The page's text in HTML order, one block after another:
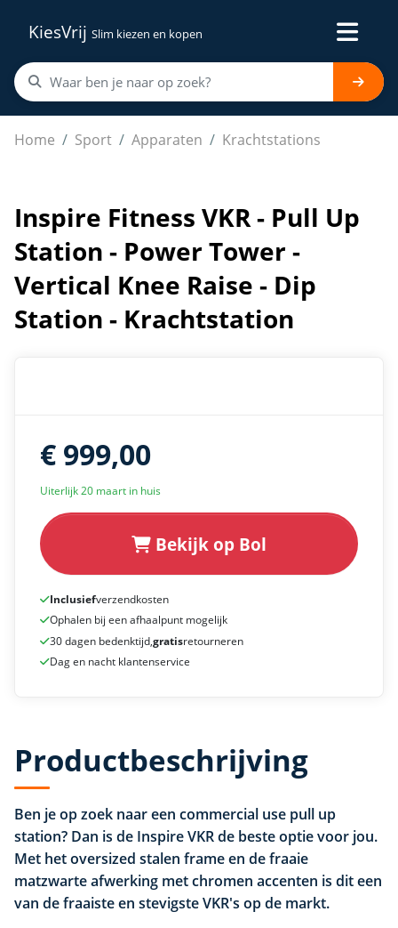
KiesVrij Slim kiezen en kopen
Home Sport Apparaten Krachtstations
Inspire Fitness VKR - Pull Up Station - Power Tower -
Inspire Fitness VKR - Pull Up
Station - Power Tower -
Vertical Knee Raise - Dip
Station - Krachtstation
€ 999,00
Uiterlijk 20 maart in huis
Bekijk op Bol
Inclusiefverzendkosten
Ophalen bij een afhaalpunt mogelijk
30 dagen bedenktijd,gratisretourneren
Dag en nacht klantenservice
Productbeschrijving
Ben je op zoek naar een commercial use pull up
station? Dan is de Inspire VKR de beste optie voor jou.
Met het oversized stalen frame en de fraaie
matzwarte afwerking met chromen accenten is dit een
van de fraaiste en stevigste VKR's op de markt.